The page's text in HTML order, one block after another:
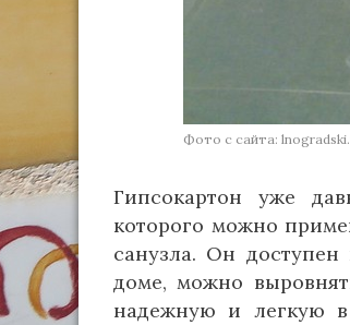
Фото с сайта:
Гипсокартон уже
которого можно
санузла. Он
доме, можно
надежную и легкую в